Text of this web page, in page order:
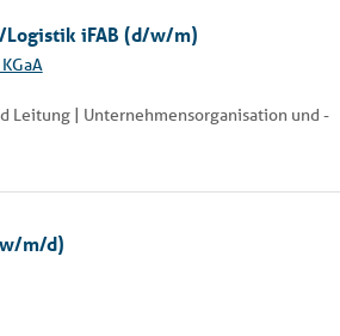
iFAB (d/w/m)
Leitung | Unternehmensorganisation und -
m/d)